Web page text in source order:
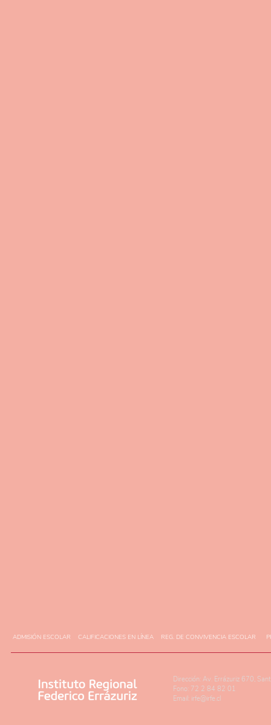
ADMISIÓN ESCOLAR CALIFICACIONES EN LÍNEA REG. DE CONVIVENCIA ESCOLAR
Dirección: Av. Errázuriz 670,
Fono: 72 2 84 82 01
Email: irfe@irfe.cl